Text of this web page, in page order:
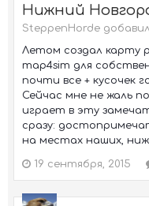
Нижний
SteppenHorde
Летом создал карту
map4sim для
почти все + кусочек
Сейчас мне не жаль
играет в эту
сразу:
на местах наших,
19 сентября, 2015